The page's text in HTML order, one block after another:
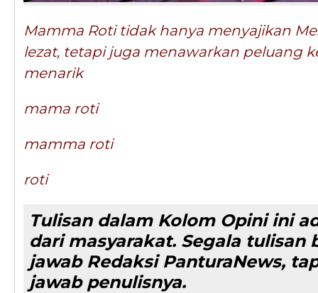
Mamma Roti tidak hanya menyajikan
lezat, tetapi juga menawarkan peluang
menarik
mama roti
mamma roti
roti
Tulisan dalam Kolom Opini ini
dari masyarakat. Segala tulisan
jawab Redaksi PanturaNews,
jawab penulisnya.